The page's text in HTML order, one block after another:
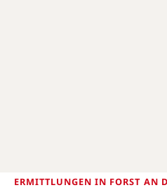
ERMITTLUNGEN IN FORST AN